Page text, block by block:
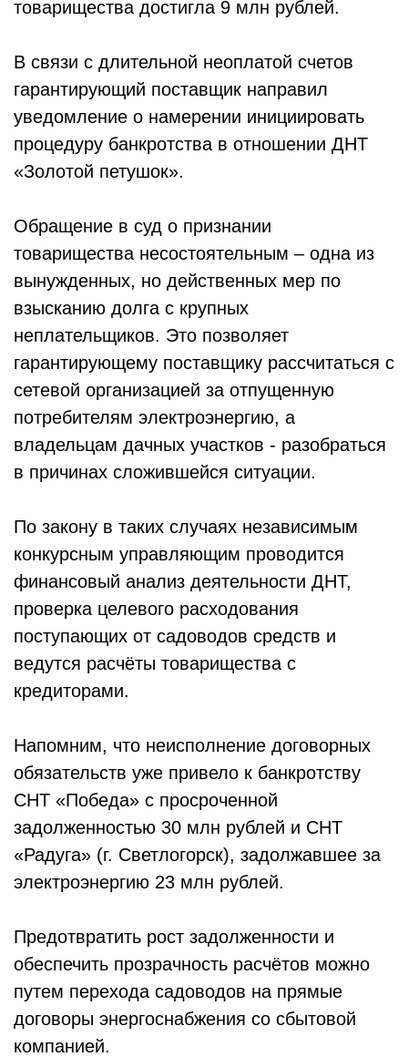
товарищества достигла 9 млн рублей.
В связи с длительной неоплатой счетов
гарантирующий поставщик направил
уведомление о намерении инициировать
процедуру банкротства в отношении ДНТ
«Золотой петушок».
Обращение в суд о признании
товарищества несостоятельным – одна из
вынужденных, но действенных мер по
взысканию долга с крупных
неплательщиков. Это позволяет
гарантирующему поставщику рассчитаться с
сетевой организацией за отпущенную
потребителям электроэнергию, а
владельцам дачных участков - разобраться
в причинах сложившейся ситуации.
По закону в таких случаях независимым
конкурсным управляющим проводится
финансовый анализ деятельности ДНТ,
проверка целевого расходования
поступающих от садоводов средств и
ведутся расчёты товарищества с
кредиторами.
Напомним, что неисполнение договорных
обязательств уже привело к банкротству
СНТ «Победа» с просроченной
задолженностью 30 млн рублей и СНТ
«Радуга» (г. Светлогорск), задолжавшее за
электроэнергию 23 млн рублей.
Предотвратить рост задолженности и
обеспечить прозрачность расчётов можно
путем перехода садоводов на прямые
договоры энергоснабжения со сбытовой
компанией.